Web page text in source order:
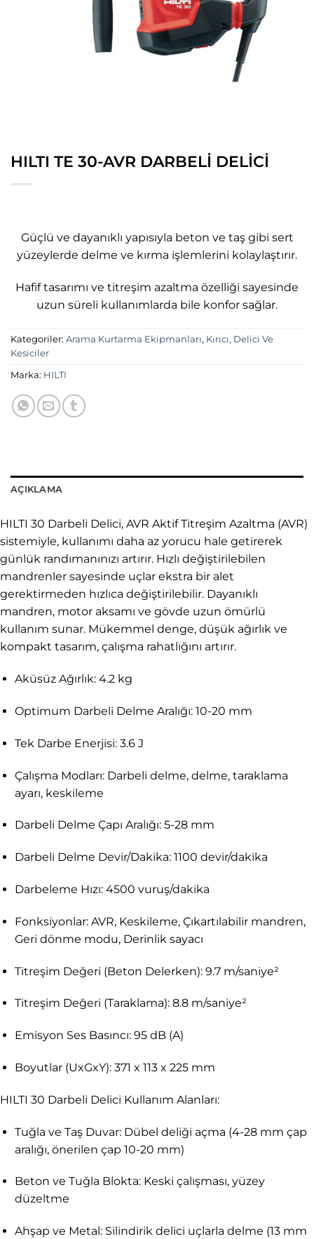
HILTI TE 30-AVR DARBELİ DELİCİ
Güçlü ve dayanıklı yapısıyla beton ve taş gibi sert
yüzeylerde delme ve kırma işlemlerini kolaylaştırır.
Hafif tasarımı ve titreşim azaltma özelliği sayesinde
uzun süreli kullanımlarda bile konfor sağlar.
Kategoriler: Arama Kurtarma Ekipmanları, Kırıcı, Delici Ve
Kesiciler
Marka: HILTI
AÇIKLAMA
HILTI 30 Darbeli Delici, AVR Aktif Titreşim Azaltma (AVR)
sistemiyle, kullanımı daha az yorucu hale getirerek
günlük randımanınızı artırır. Hızlı değiştirilebilen
mandrenler sayesinde uçlar ekstra bir alet
gerektirmeden hızlıca değiştirilebilir. Dayanıklı
mandren, motor aksamı ve gövde uzun ömürlü
kullanım sunar. Mükemmel denge, düşük ağırlık ve
kompakt tasarım, çalışma rahatlığını artırır.
Aküsüz Ağırlık: 4.2 kg
Optimum Darbeli Delme Aralığı: 10-20 mm
Tek Darbe Enerjisi: 3.6 J
Çalışma Modları: Darbeli delme, delme, taraklama
ayarı, keskileme
Darbeli Delme Çapı Aralığı: 5-28 mm
Darbeli Delme Devir/Dakika: 1100 devir/dakika
Darbeleme Hızı: 4500 vuruş/dakika
Fonksiyonlar: AVR, Keskileme, Çıkartılabilir mandren,
Geri dönme modu, Derinlik sayacı
Titreşim Değeri (Beton Delerken): 9.7 m/saniye²
Titreşim Değeri (Taraklama): 8.8 m/saniye²
Emisyon Ses Basıncı: 95 dB (A)
Boyutlar (UxGxY): 371 x 113 x 225 mm
HILTI 30 Darbeli Delici Kullanım Alanları:
Tuğla ve Taş Duvar: Dübel deliği açma (4-28 mm çap
aralığı, önerilen çap 10-20 mm)
Beton ve Tuğla Blokta: Keski çalışması, yüzey
düzeltme
Ahşap ve Metal: Silindirik delici uçlarla delme (13 mm